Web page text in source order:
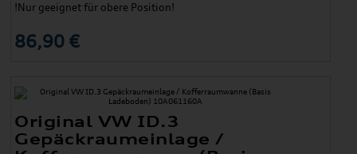
!Nur geeignet für obere Position!
86,90 €
Original VW ID.3
Gepäckraumeinlage /